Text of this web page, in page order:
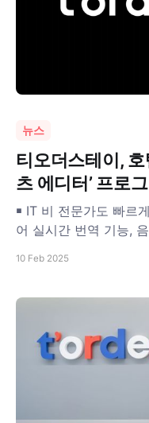
뉴스
티오더스테이,
츠 에디터’ 프로
￭ IT 비 전문가도 빠르
어 실시간 번역 기능,
10 Feb 2025